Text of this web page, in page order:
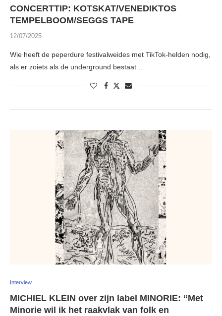
CONCERTTIP: KOTSKAT/VENEDIKTOS
TEMPELBOOM/SEGGS TAPE
12/07/2025
Wie heeft de peperdure festivalweides met TikTok-helden nodig,
als er zoiets als de underground bestaat …
Interview
MICHIEL KLEIN over zijn label MINORIE: “Met
Minorie wil ik het raakvlak van folk en